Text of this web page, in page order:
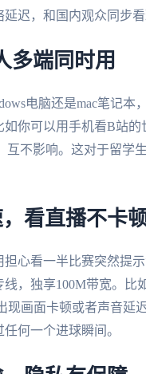
迟，和国内观众同步看
多端同时用
电脑还是mac笔记本，
你可以用手机看B站的
不影响。这对于留学
看直播不卡
心看一半比赛突然提
，独享100M带宽。比
现画面卡顿或者声音延
何一个进球瞬间。